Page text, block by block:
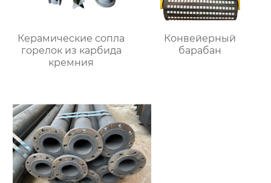
Керамические сопла
горелок из карбида
кремния
Конвейерный
барабан